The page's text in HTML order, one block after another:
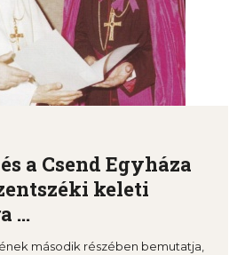
a Csend Egyháza
keleti
...
második részében bemutatja,